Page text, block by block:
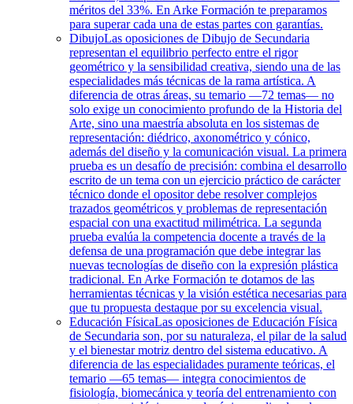
méritos del 33%. En Arke Formación te preparamos
para superar cada una de estas partes con garantías.
DibujoLas oposiciones de Dibujo de Secundaria
representan el equilibrio perfecto entre el rigor
geométrico y la sensibilidad creativa, siendo una de las
especialidades más técnicas de la rama artística. A
diferencia de otras áreas, su temario —72 temas— no
solo exige un conocimiento profundo de la Historia del
Arte, sino una maestría absoluta en los sistemas de
representación: diédrico, axonométrico y cónico,
además del diseño y la comunicación visual. La primera
prueba es un desafío de precisión: combina el desarrollo
escrito de un tema con un ejercicio práctico de carácter
técnico donde el opositor debe resolver complejos
trazados geométricos y problemas de representación
espacial con una exactitud milimétrica. La segunda
prueba evalúa la competencia docente a través de la
defensa de una programación que debe integrar las
nuevas tecnologías de diseño con la expresión plástica
tradicional. En Arke Formación te dotamos de las
herramientas técnicas y la visión estética necesarias para
que tu propuesta destaque por su excelencia visual.
Educación FísicaLas oposiciones de Educación Física
de Secundaria son, por su naturaleza, el pilar de la salud
y el bienestar motriz dentro del sistema educativo. A
diferencia de las especialidades puramente teóricas, el
temario —65 temas— integra conocimientos de
fisiología, biomecánica y teoría del entrenamiento con